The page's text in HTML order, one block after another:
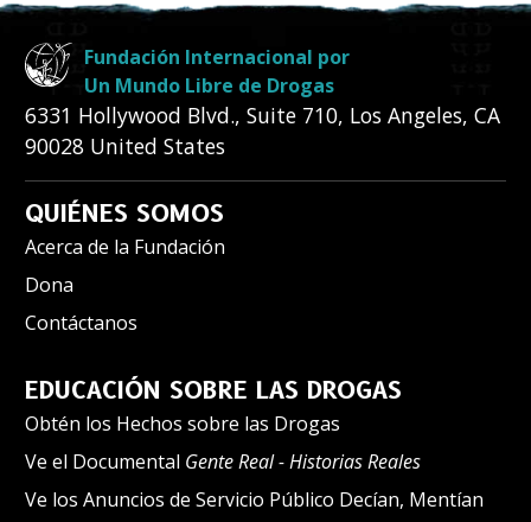
Fundación Internacional por
Un Mundo Libre de Drogas
6331 Hollywood Blvd., Suite 710, Los Angeles, CA
90028 United States
QUIÉNES SOMOS
Acerca de la Fundación
Dona
Contáctanos
EDUCACIÓN SOBRE LAS DROGAS
Obtén los Hechos sobre las Drogas
Ve el Documental Gente Real - Historias Reales
Ve los Anuncios de Servicio Público Decían, Mentían